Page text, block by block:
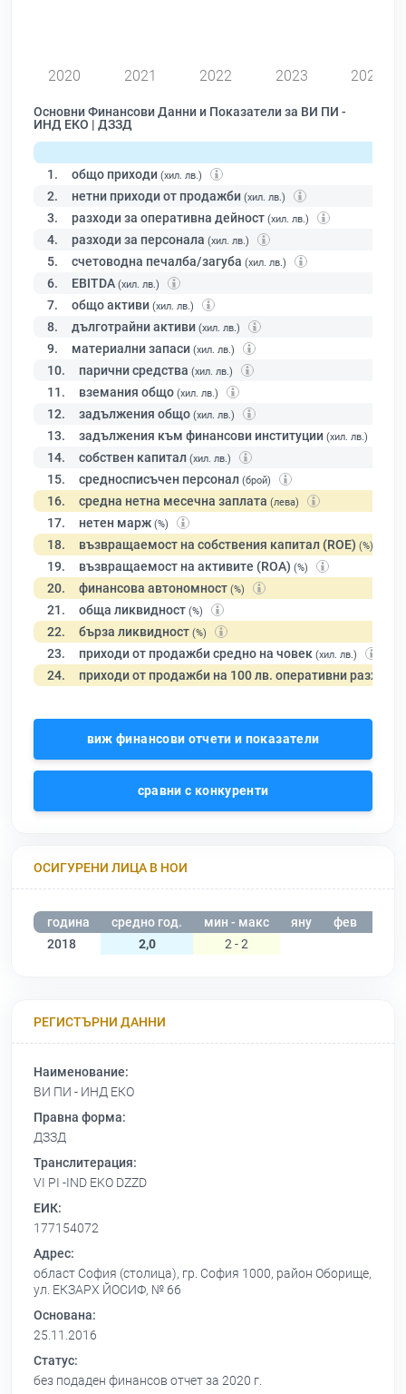
2020 2021 2022 2023 2024
Основни Финансови Данни и Показатели за ВИ ПИ -
ИНД ЕКО | ДЗЗД
1. общо приходи (хил. лв.)
2. нетни приходи от продажби (хил. лв.)
3. разходи за оперативна дейност (хил. лв.)
4. разходи за персонала (хил. лв.)
5. счетоводна печалба/загуба (хил. лв.)
6. EBITDA (хил. лв.)
7. общо активи (хил. лв.)
8. дълготрайни активи (хил. лв.)
9. материални запаси (хил. лв.)
10. парични средства (хил. лв.)
11. вземания общо (хил. лв.)
12. задължения общо (хил. лв.)
13. задължения към финансови институции (хил. лв.)
14. собствен капитал (хил. лв.)
15. средносписъчен персонал (брой)
16. средна нетна месечна заплата (лева)
17. нетен марж (%)
18. възвращаемост на собствения капитал (ROE) (%)
19. възвращаемост на активите (ROA) (%)
20. финансова автономност (%)
21. обща ликвидност (%)
22. бърза ликвидност (%)
23. приходи от продажби средно на човек (хил. лв.)
24. приходи от продажби на 100 лв. оперативни разходи
виж финансови отчети и показатели
сравни с конкуренти
ОСИГУРЕНИ ЛИЦА В НОИ
година средно год. мин - макс яну фев
2018
2,0 2 - 2
РЕГИСТЪРНИ ДАННИ
Наименование:
ВИ ПИ - ИНД ЕКО
Правна форма:
ДЗЗД
Транслитерация:
VI PI -IND EKO DZZD
ЕИК:
177154072
Адрес:
област София (столица), гр. София 1000, район Оборище,
ул. ЕКЗАРХ ЙОСИФ, № 66
Основана:
25.11.2016
Статус:
без подаден финансов отчет за 2020 г.